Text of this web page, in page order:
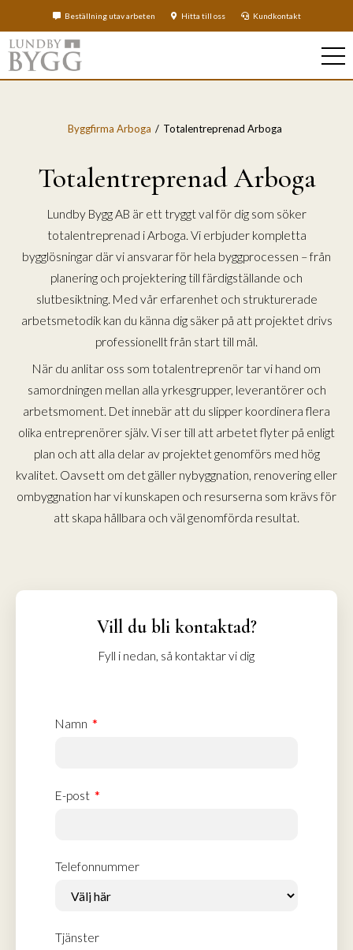
Beställning utav arbeten Hitta till oss Kundkontakt
Byggfirma Arboga Totalentreprenad Arboga
Totalentreprenad Arboga
Lundby Bygg AB är ett tryggt val för dig som söker
totalentreprenad i Arboga. Vi erbjuder kompletta
bygglösningar där vi ansvarar för hela byggprocessen – från
planering och projektering till färdigställande och
slutbesiktning. Med vår erfarenhet och strukturerade
arbetsmetodik kan du känna dig säker på att projektet drivs
professionellt från start till mål.
När du anlitar oss som totalentreprenör tar vi hand om
samordningen mellan alla yrkesgrupper, leverantörer och
arbetsmoment. Det innebär att du slipper koordinera flera
olika entreprenörer själv. Vi ser till att arbetet flyter på enligt
plan och att alla delar av projektet genomförs med hög
kvalitet. Oavsett om det gäller nybyggnation, renovering eller
ombyggnation har vi kunskapen och resurserna som krävs för
att skapa hållbara och väl genomförda resultat.
Vill du bli kontaktad?
Fyll i nedan, så kontaktar vi dig
Namn
E-post
Telefonnummer
Tjänster